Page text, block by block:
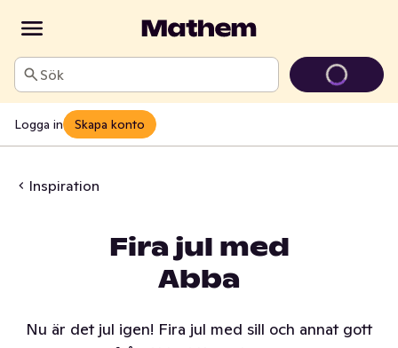
Sök
Logga in Skapa konto
Inspiration
Fira jul med
Abba
Nu är det jul igen! Fira jul med sill och annat gott